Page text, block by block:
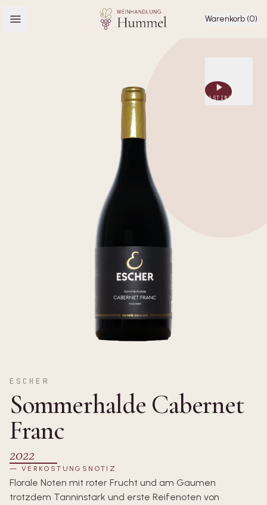
Warenkorb (0)
TASTING
ESCHER
Sommerhalde Cabernet
Franc
2022
— VERKOSTUNGSNOTIZ
Florale Noten mit roter Frucht und am Gaumen
trotzdem Tanninstark und erste Reifenoten von